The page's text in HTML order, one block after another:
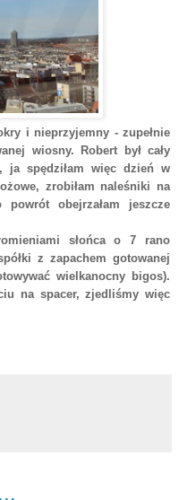
i nieprzyjemny - zupełnie
wiosny. Robert był cały
ja spędziłam więc dzień w
zrobiłam naleśniki na
obejrzałam jeszcze
słońca o 7 rano
z zapachem gotowanej
wielkanocny bigos).
na spacer, zjedliśmy więc